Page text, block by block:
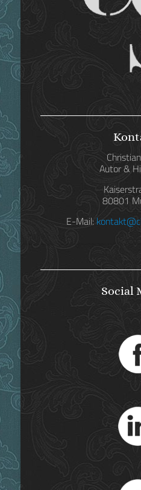
„Sophie
in
Ende Mai 2021 erschien
Köniyvkiadó (Budapest)
Sarolta. Sisi szenvedélyes
ins Ungarische.
besorgte Mária Kajtár, die
Klassiker „Elisabeth.
Ungarische übertragen hat.
Das Buch kann unter
Verlags bestellt werden
Autor &
80801
E-Mail:
Social